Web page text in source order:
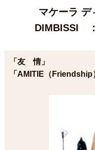
マケーラ
DIMBISSI
「友 情」
「AMITIE（Friendship